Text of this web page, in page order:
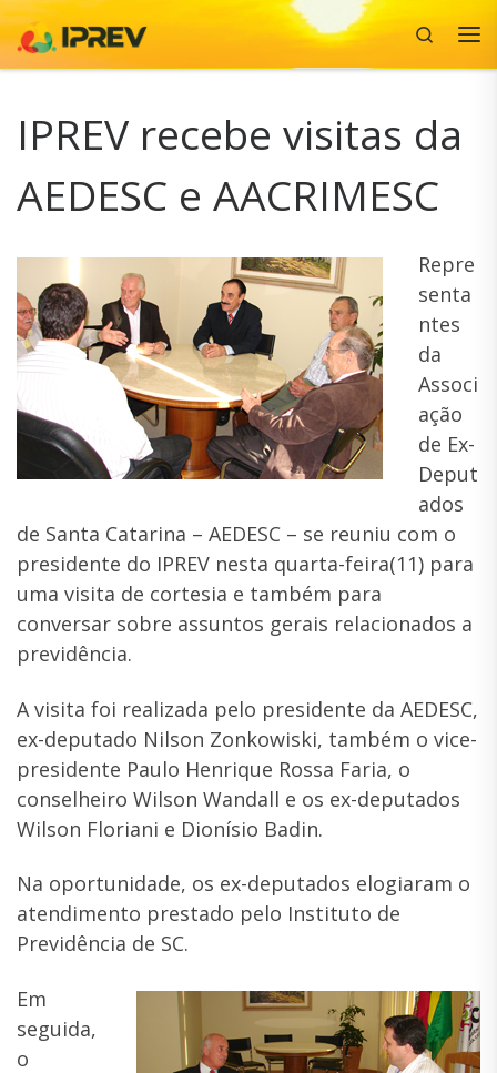
Skip to content
Search
IPREV recebe visitas da
AEDESC e AACRIMESC
Repre
senta
ntes
da
Associ
ação
de Ex-
Deput
ados
de Santa Catarina – AEDESC – se reuniu com o
presidente do IPREV nesta quarta-feira(11) para
uma visita de cortesia e também para
conversar sobre assuntos gerais relacionados a
previdência.
A visita foi realizada pelo presidente da AEDESC,
ex-deputado Nilson Zonkowiski, também o vice-
presidente Paulo Henrique Rossa Faria, o
conselheiro Wilson Wandall e os ex-deputados
Wilson Floriani e Dionísio Badin.
Na oportunidade, os ex-deputados elogiaram o
atendimento prestado pelo Instituto de
Previdência de SC.
Em
seguida,
o